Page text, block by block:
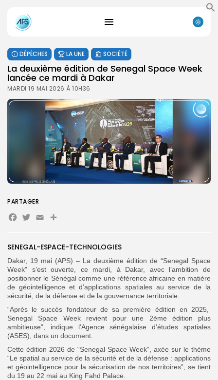
for:
DÉPÊCHES LA UNE SOCIÉTÉ
La deuxième édition de Senegal Space Week
lancée ce mardi à Dakar
MARDI 19 MAI 2026 À 10H36
SENEGAL-ESPACE-TECHNOLOGIES
Dakar, 19 mai (APS) – La deuxième édition de “Senegal Space
Week” s’est ouverte, ce mardi, à Dakar, avec l’ambition de
positionner le Sénégal comme une référence africaine en matière
de géointelligence et d’applications spatiales au service de la
sécurité, de la défense et de la gouvernance territoriale.
“Après le succès fondateur de sa première édition en 2025,
Senegal Space Week revient pour une 2ème édition plus
ambitieuse”, indique l’Agence sénégalaise d’études spatiales
(ASES), dans un document.
Cette édition 2026 de “Senegal Space Week”, axée sur le thème
“Le spatial au service de la sécurité et de la défense : applications
et géointelligence pour la sécurisation de nos territoires”, se tient
du 19 au 22 mai au King Fahd Palace.
PARTAGER
Facebook
Twitter
EmailPartager